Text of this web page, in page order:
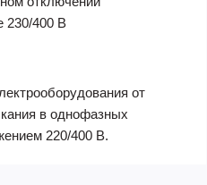
230/400 В
от
в однофазных
220/400 В.